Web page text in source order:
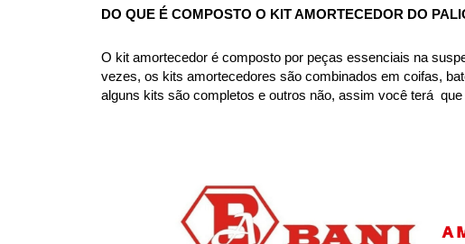
DO QUE É COMPOSTO O KIT AMORTECEDOR DO
O kit amortecedor é composto por peças essenciais na
vezes, os kits amortecedores são combinados em coifas,
alguns kits são completos e outros não, assim você terá